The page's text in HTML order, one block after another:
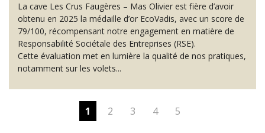
La cave Les Crus Faugères – Mas Olivier est fière d’avoir
obtenu en 2025 la médaille d’or EcoVadis, avec un score de
79/100, récompensant notre engagement en matière de
Responsabilité Sociétale des Entreprises (RSE).
Cette évaluation met en lumière la qualité de nos pratiques,
notamment sur les volets...
1 2 3 4 5